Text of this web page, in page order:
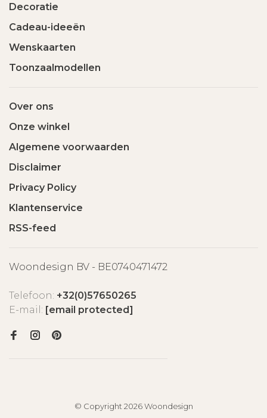
Decoratie
Cadeau-ideeën
Wenskaarten
Toonzaalmodellen
Over ons
Onze winkel
Algemene voorwaarden
Disclaimer
Privacy Policy
Klantenservice
RSS-feed
Woondesign BV - BE0740471472
Telefoon: +32(0)57650265
E-mail: [email protected]
© Copyright 2026 Woondesign